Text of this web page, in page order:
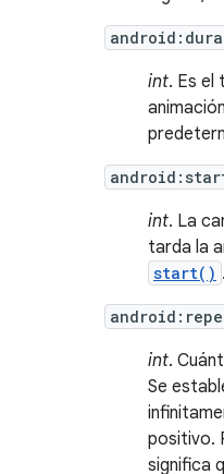
int. Es el
int. La
tarda la
start() .
int.
Se
positivo.
significa